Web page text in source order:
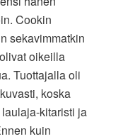
Cookin
sekavimmatkin
oikeilla
Tuottajalla oli
koska
kitaristi ja
kuin